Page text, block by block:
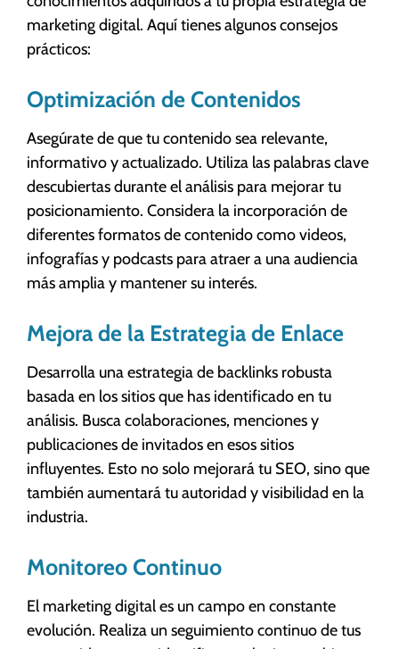
marketing digital. Aquí tienes algunos consejos
prácticos:
Optimización de Contenidos
Asegúrate de que tu contenido sea relevante,
informativo y actualizado. Utiliza las palabras clave
descubiertas durante el análisis para mejorar tu
posicionamiento. Considera la incorporación de
diferentes formatos de contenido como videos,
infografías y podcasts para atraer a una audiencia
más amplia y mantener su interés.
Mejora de la Estrategia de Enlace
Desarrolla una estrategia de backlinks robusta
basada en los sitios que has identificado en tu
análisis. Busca colaboraciones, menciones y
publicaciones de invitados en esos sitios
influyentes. Esto no solo mejorará tu SEO, sino que
también aumentará tu autoridad y visibilidad en la
industria.
Monitoreo Continuo
El marketing digital es un campo en constante
evolución. Realiza un seguimiento continuo de tus